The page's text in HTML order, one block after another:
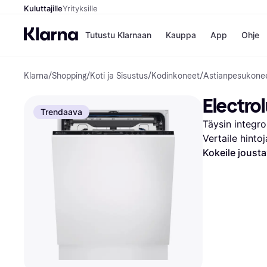
KuluttajilleYrityksille
Tutustu Klarnaan Kauppa
Kaupat
Gigantti
H&M
Peten
Wolt
App Ohje
Klarna/Shopping/Koti ja Sisustus/Kodinkoneet/
Trendaava
Täysin
Vertaile
Kokeile